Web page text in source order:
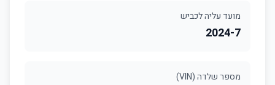
מועד עליה לכביש
2024-7
מספר שלדה (VIN)